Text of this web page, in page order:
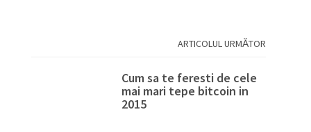
ARTICOLUL URMĂTOR
Cum sa te feresti de cele
mai mari tepe bitcoin in
2015